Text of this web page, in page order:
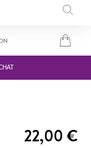
22,00 €